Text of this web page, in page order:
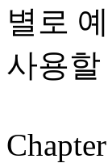
별로
사용